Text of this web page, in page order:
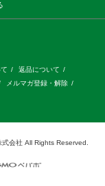
/ 返品について /
メルマガ登録・解除 /
式会社 All Rights Reserved.